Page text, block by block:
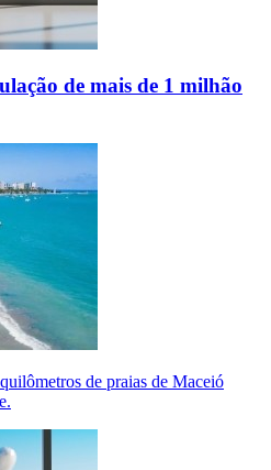
de mais de 1 milhão
de praias de Maceió